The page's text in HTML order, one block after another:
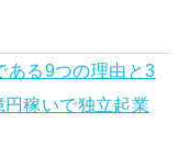
ある9つの理由と3
稼いで独立起業